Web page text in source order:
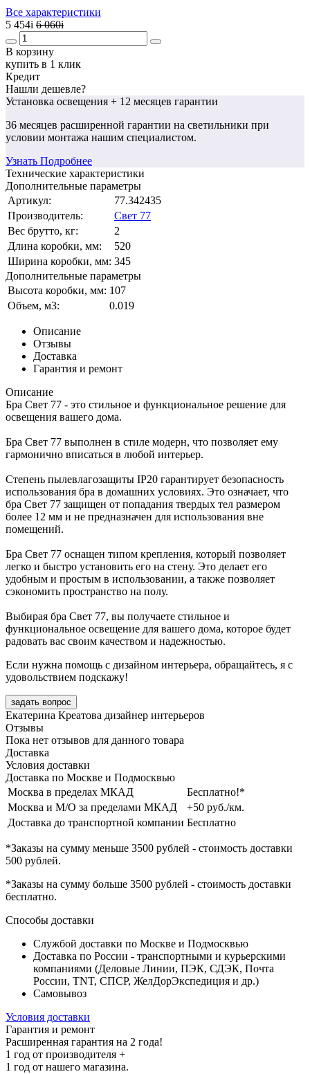
Все характеристики
5 454i 6 060i
В корзину
купить в 1 клик
Кредит
Нашли дешевле?
Установка освещения + 12 месяцев гарантии
36 месяцев расширенной гарантии на светильники при
условии монтажа нашим специалистом.
Узнать Подробнее
Технические характеристики
Дополнительные параметры
Артикул:
77.342435
Производитель:
Свет 77
Вес брутто, кг:
2
Длина коробки, мм:
520
Ширина коробки, мм: 345
Дополнительные параметры
Высота коробки, мм: 107
Объем, м3:
0.019
Описание
Отзывы
Доставка
Гарантия и ремонт
Описание
Бра Свет 77 - это стильное и функциональное решение для
освещения вашего дома.
Бра Свет 77 выполнен в стиле модерн, что позволяет ему
гармонично вписаться в любой интерьер.
Степень пылевлагозащиты IP20 гарантирует безопасность
использования бра в домашних условиях. Это означает, что
бра Свет 77 защищен от попадания твердых тел размером
более 12 мм и не предназначен для использования вне
помещений.
Бра Свет 77 оснащен типом крепления, который позволяет
легко и быстро установить его на стену. Это делает его
удобным и простым в использовании, а также позволяет
сэкономить пространство на полу.
Выбирая бра Свет 77, вы получаете стильное и
функциональное освещение для вашего дома, которое будет
радовать вас своим качеством и надежностью.
Если нужна помощь с дизайном интерьера, обращайтесь, я с
удовольствием подскажу!
задать вопрос
Екатерина Креатова дизайнер интерьеров
Отзывы
Пока нет отзывов для данного товара
Доставка
Условия доставки
Доставка по Москве и Подмосквью
Москва в пределах МКАД
Бесплатно!*
Москва и М/О за пределами МКАД
+50 руб./км.
Доставка до транспортной компании Бесплатно
*Заказы на сумму меньше 3500 рублей - стоимость доставки
500 рублей.
*Заказы на сумму больше 3500 рублей - стоимость доставки
бесплатно.
Способы доставки
Службой доставки по Москве и Подмосквью
Доставка по России - транспортными и курьерскими
компаниями (Деловые Линии, ПЭК, СДЭК, Почта
России, TNT, СПСР, ЖелДорЭкспедиция и др.)
Самовывоз
Условия доставки
Гарантия и ремонт
Расширенная гарантия на 2 года!
1 год от производителя +
1 год от нашего магазина.